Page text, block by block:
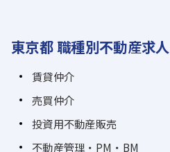
東京都 職種別不動産求人
賃貸仲介
売買仲介
投資用不動産販売
不動産管理・PM・BM